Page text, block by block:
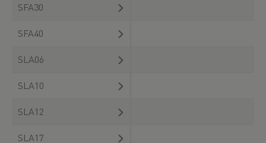
SFA30
SFA40
SLA06
SLA10
SLA12
SLA17